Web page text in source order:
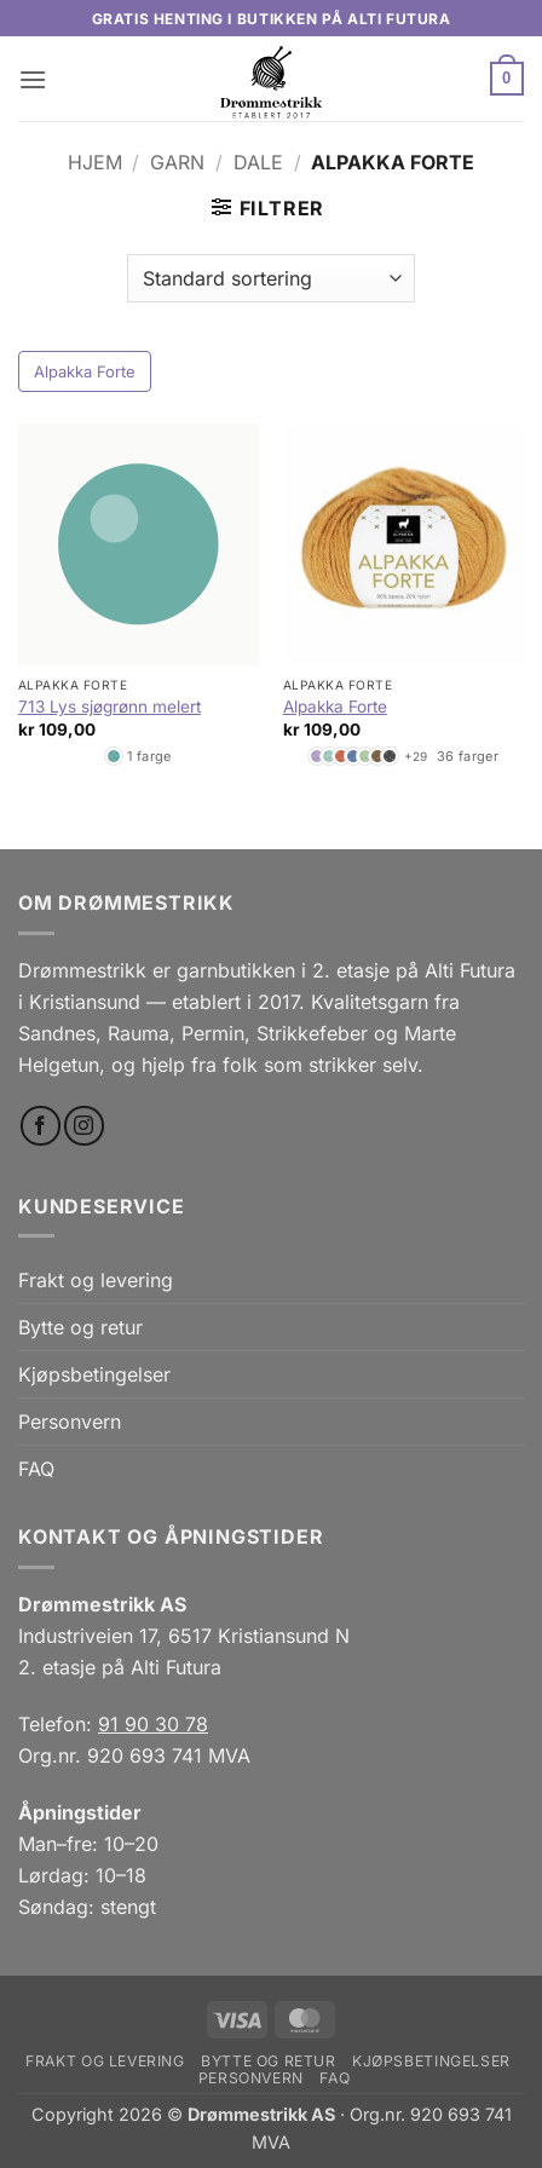
content
GRATIS HENTING I BUTIKKEN PÅ ALTI FUTURA
0
HJEM / GARN / DALE / ALPAKKA FORTE
FILTRER
Alpakka Forte
ALPAKKA FORTE
713 Lys sjøgrønn melert
kr109,00
1 farge
ALPAKKA FORTE
Alpakka Forte
kr109,00
+29 36 farger
OM DRØMMESTRIKK
Drømmestrikk er garnbutikken i 2. etasje på Alti Futura
i Kristiansund — etablert i 2017. Kvalitetsgarn fra
Sandnes, Rauma, Permin, Strikkefeber og Marte
Helgetun, og hjelp fra folk som strikker selv.
KUNDESERVICE
Frakt og levering
Bytte og retur
Kjøpsbetingelser
Personvern
FAQ
KONTAKT OG ÅPNINGSTIDER
Drømmestrikk AS
Industriveien 17, 6517 Kristiansund N
2. etasje på Alti Futura
Telefon: 91 90 30 78
Org.nr. 920 693 741 MVA
Åpningstider
Man–fre: 10–20
Lørdag: 10–18
Søndag: stengt
Visa
FRAKT OG LEVERING BYTTE OG RETUR
KJØPSBETINGELSER
PERSONVERN
FAQ
Copyright 2026 © Drømmestrikk AS· Org.nr. 920 693 741
MVA